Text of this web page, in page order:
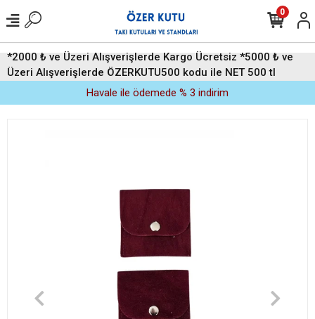
*2000 ₺ ve Üzeri Alışverişlerde Kargo Ücretsiz *5000 ₺ ve
Üzeri Alışverişlerde ÖZERKUTU500 kodu ile NET 500 tl
indirim (Üyelere Özel)Havale ile ödemede % 3 indirim
0